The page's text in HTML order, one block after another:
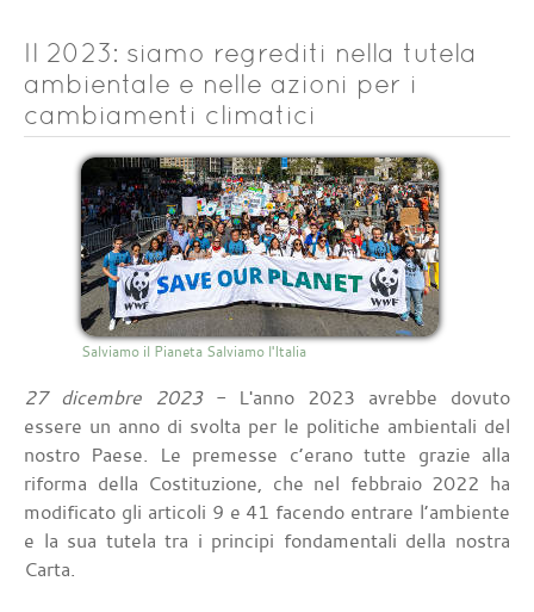
Il 2023: siamo regrediti nella tutela
ambientale e nelle azioni per i
cambiamenti climatici
Salviamo il Pianeta Salviamo l'Italia
27 dicembre 2023- L'anno 2023 avrebbe dovuto
essere un anno di svolta per le politiche ambientali del
nostro Paese. Le premesse c’erano tutte grazie alla
riforma della Costituzione, che nel febbraio 2022 ha
modificato gli articoli 9 e 41 facendo entrare l’ambiente
e la sua tutela tra i principi fondamentali della nostra
Carta.